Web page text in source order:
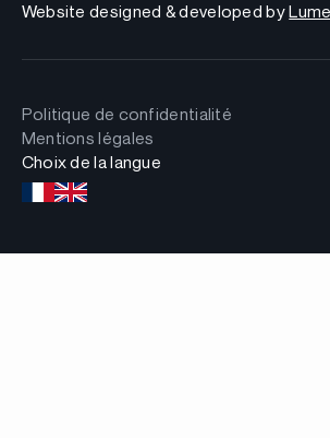
Website designed & developed by
Politique de confidentialité
Mentions légales
Choix de la langue